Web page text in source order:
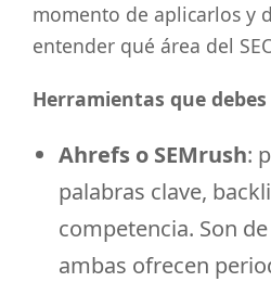
momento de aplicarlos y
entender qué área del
Herramientas que
Ahrefs o SEMrush:
palabras clave,
competencia. Son
ambas ofrecen